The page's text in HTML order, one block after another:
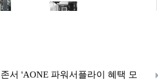
서 'AONE 파워서플라이 혜택 모